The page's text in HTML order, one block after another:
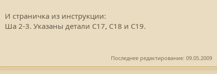
И страничка из инструкции:
Ша 2-3. Указаны детали С17, С18 и С19.
Последнее редактирование: 09.05.2009